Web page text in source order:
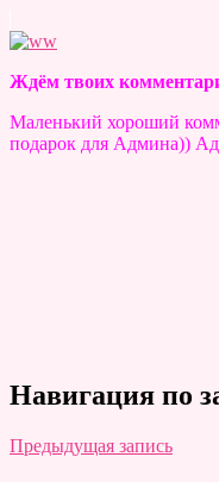
Ждём твоих
Маленький хороший
подарок для Админа))
Навигация по
Предыдущая запись